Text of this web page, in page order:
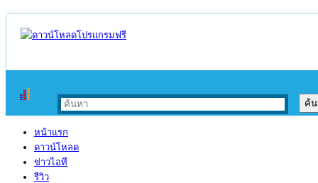
หน้าแรก
ดาวน์โหลด
ข่าวไอที
รีวิว